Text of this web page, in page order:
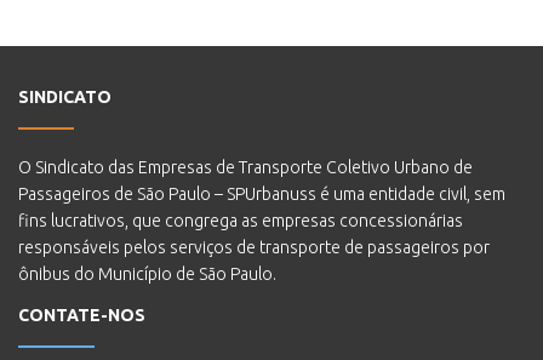
SINDICATO
O Sindicato das Empresas de Transporte Coletivo Urbano de
Passageiros de São Paulo – SPUrbanuss é uma entidade civil, sem
fins lucrativos, que congrega as empresas concessionárias
responsáveis pelos serviços de transporte de passageiros por
ônibus do Município de São Paulo.
CONTATE-NOS